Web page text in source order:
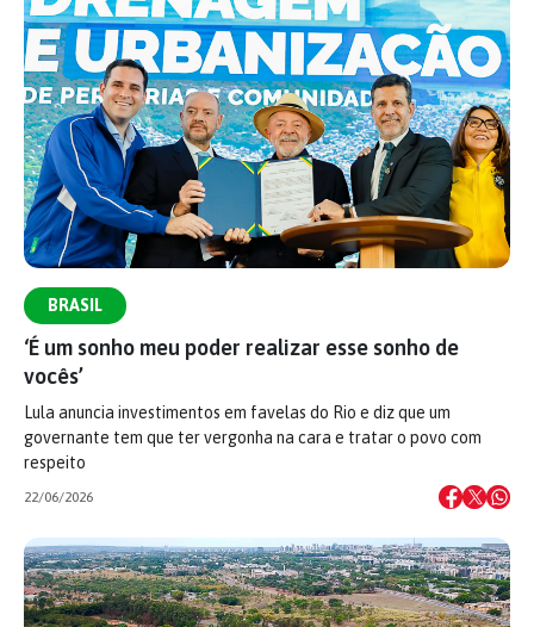
BRASIL
‘É um sonho meu poder realizar esse sonho de
vocês’
Lula anuncia investimentos em favelas do Rio e diz que um
governante tem que ter vergonha na cara e tratar o povo com
respeito
22/06/2026